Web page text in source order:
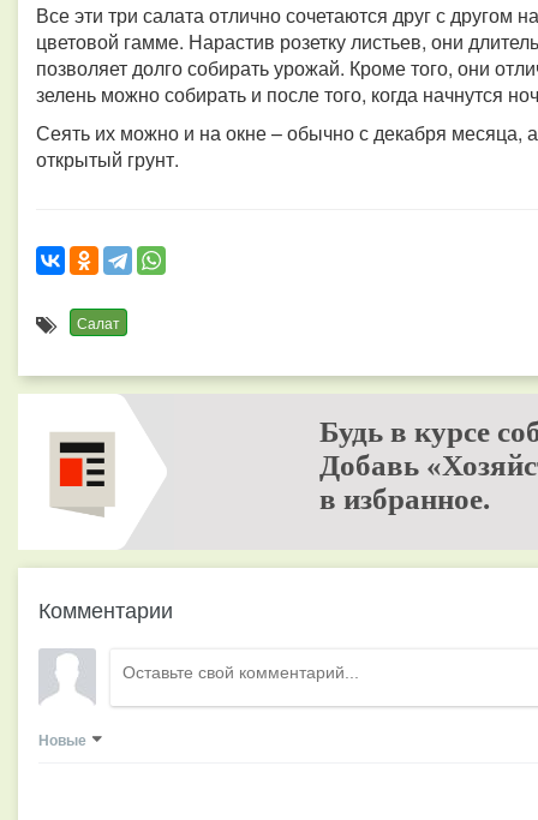
Все эти три салата отлично сочетаются друг с другом
цветовой гамме. Нарастив розетку листьев, они
позволяет долго собирать урожай. Кроме того, они
зелень можно собирать и после того, когда начнутся
Сеять их можно и на окне – обычно с декабря месяца,
открытый грунт.
Салат
Будь в курсе
Добавь
в избранное.
Комментарии
Новые